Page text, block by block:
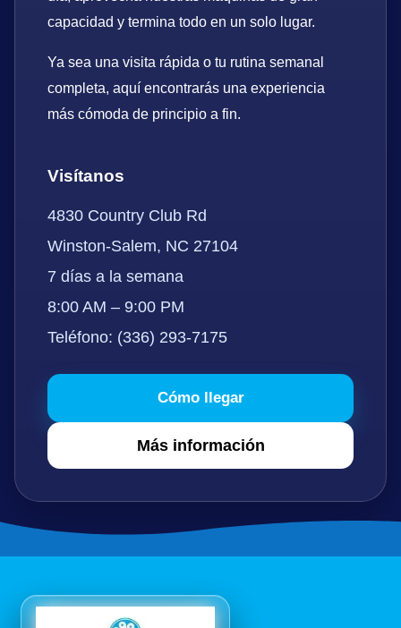
capacidad y termina todo en un solo lugar.
Ya sea una visita rápida o tu rutina semanal
completa, aquí encontrarás una experiencia
más cómoda de principio a fin.
Visítanos
4830 Country Club Rd
Winston-Salem, NC 27104
7 días a la semana
8:00 AM – 9:00 PM
Teléfono: (336) 293-7175
Cómo llegar
Más información